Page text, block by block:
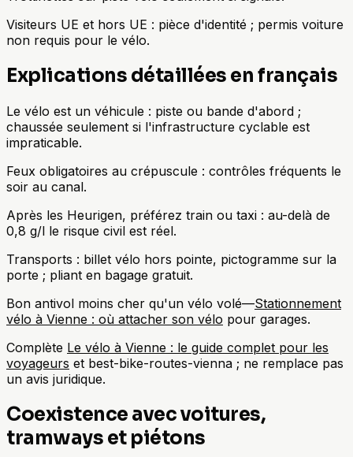
Visiteurs UE et hors UE : pièce d'identité ; permis voiture
non requis pour le vélo.
Explications détaillées en français
Le vélo est un véhicule : piste ou bande d'abord ;
chaussée seulement si l'infrastructure cyclable est
impraticable.
Feux obligatoires au crépuscule : contrôles fréquents le
soir au canal.
Après les Heurigen, préférez train ou taxi : au-delà de
0,8 g/l le risque civil est réel.
Transports : billet vélo hors pointe, pictogramme sur la
porte ; pliant en bagage gratuit.
Bon antivol moins cher qu'un vélo volé—Stationnement
vélo à Vienne : où attacher son vélo pour garages.
Complète Le vélo à Vienne : le guide complet pour les
voyageurs et best-bike-routes-vienna ; ne remplace pas
un avis juridique.
Coexistence avec voitures,
tramways et piétons